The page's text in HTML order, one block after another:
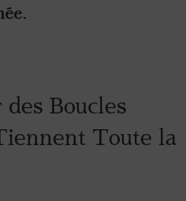
.
des Boucles
Toute la